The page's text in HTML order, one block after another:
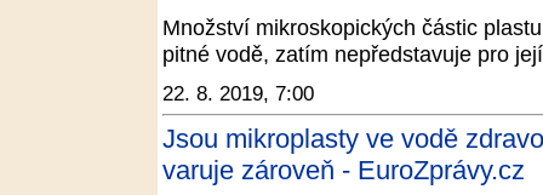
Množství mikroskopických částic
pitné vodě, zatím nepředstavuje pro
22. 8. 2019, 7:00
Jsou mikroplasty ve vodě
varuje zároveň - EuroZprávy.cz